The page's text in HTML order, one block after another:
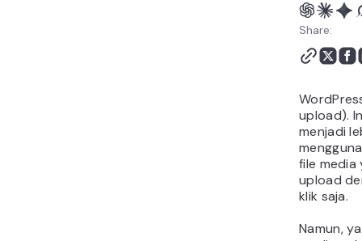
Share:
upload).
menjadi
file media
upload
klik saja.
Namun,